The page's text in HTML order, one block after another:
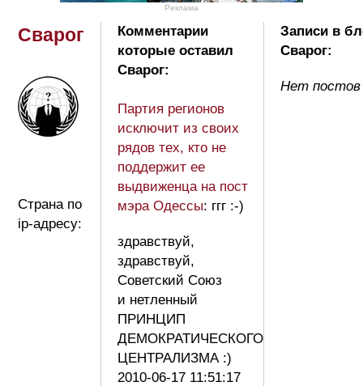
Реклама
Сварог
Страна по
ip-адресу:
Комментарии
которые оставил
Сварог:
Партия регионов
исключит из своих
рядов тех, кто не
поддержит ее
выдвиженца на пост
мэра Одессы: ггг :-)
здравствуй,
здравствуй,
Советский Союз
и нетленный
ПРИНЦИП
ДЕМОКРАТИЧЕСКОГО
ЦЕНТРАЛИЗМА :)
2010-06-17 11:51:17
Записи в
Сварог:
Нет постов